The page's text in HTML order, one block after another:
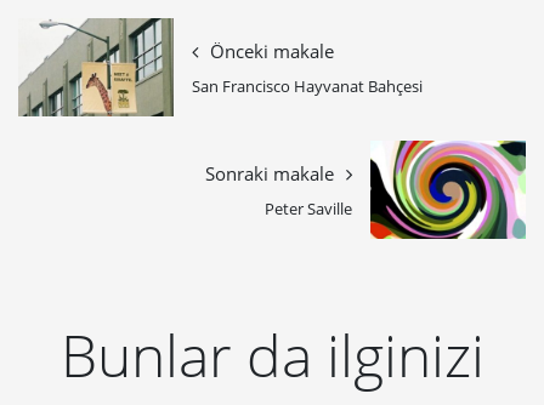
Önceki makale
San Francisco Hayvanat Bahçesi
Sonraki makale
Peter Saville
Bunlar da ilginizi